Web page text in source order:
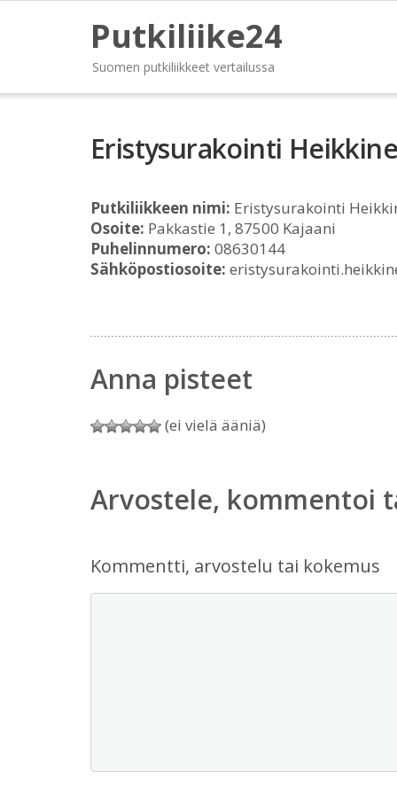
Putkiliike24
Suomen putkiliikkeet vertailussa
Eristysurakointi
Putkiliikkeen nimi: Eristysurakointi
Osoite: Pakkastie 1, 87500 Kajaani
Puhelinnumero: 08630144
Sähköpostiosoite:
Anna pisteet
(ei vielä ääniä)
Arvostele, kommentoi
Kommentti, arvostelu tai kokemus